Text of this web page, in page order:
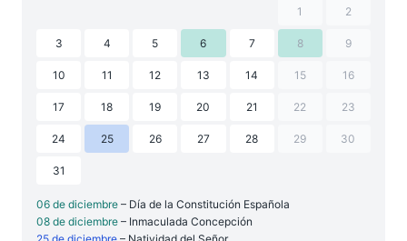
1 2
3 4 5 6 7 8 9
10 11 12 13 14 15 16
17 18 19 20 21 22 23
24 25 26 27 28 29 30
31
06 de diciembre – Día de la Constitución Española
08 de diciembre – Inmaculada Concepción